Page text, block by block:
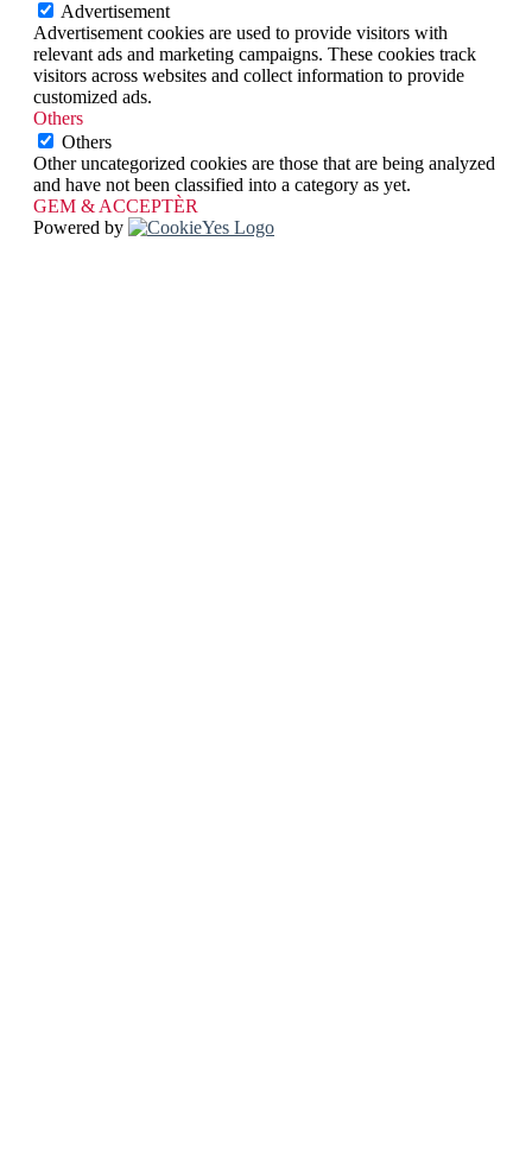
Advertisement
Advertisement cookies are used to provide visitors with
relevant ads and marketing campaigns. These cookies track
visitors across websites and collect information to provide
customized ads.
Others
Others
Other uncategorized cookies are those that are being analyzed
and have not been classified into a category as yet.
GEM & ACCEPTÈR
Powered by